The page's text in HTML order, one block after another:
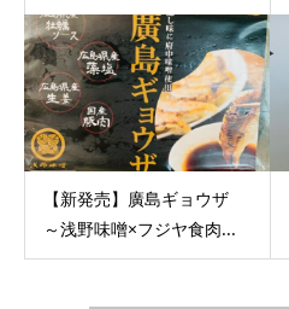
【新発売】廣島ギョウザ
～浅野味噌×フジヤ食肉...